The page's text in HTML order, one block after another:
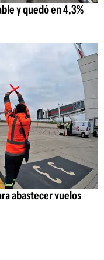
y quedó en 4,3%
abastecer vuelos